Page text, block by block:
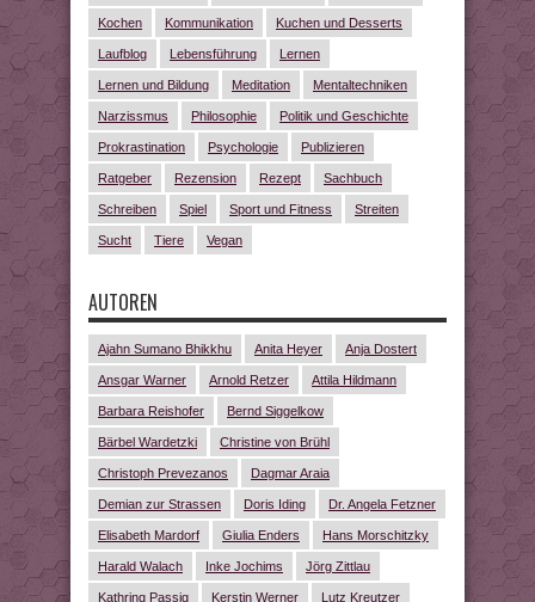
Kochen Kommunikation Kuchen und Desserts
Laufblog Lebensführung Lernen
Lernen und Bildung Meditation Mentaltechniken
Narzissmus Philosophie Politik und Geschichte
Prokrastination Psychologie Publizieren
Ratgeber Rezension Rezept Sachbuch
Schreiben Spiel Sport und Fitness Streiten
Sucht Tiere Vegan
AUTOREN
Ajahn Sumano Bhikkhu Anita Heyer Anja Dostert
Ansgar Warner Arnold Retzer Attila Hildmann
Barbara Reishofer Bernd Siggelkow
Bärbel Wardetzki Christine von Brühl
Christoph Prevezanos Dagmar Araia
Demian zur Strassen Doris Iding Dr. Angela Fetzner
Elisabeth Mardorf Giulia Enders Hans Morschitzky
Harald Walach Inke Jochims Jörg Zittlau
Kathring Passig Kerstin Werner Lutz Kreutzer